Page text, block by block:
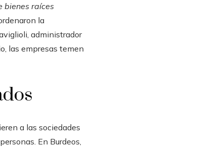
bienes raíces
la
administrador
las empresas temen
a las sociedades
En Burdeos,